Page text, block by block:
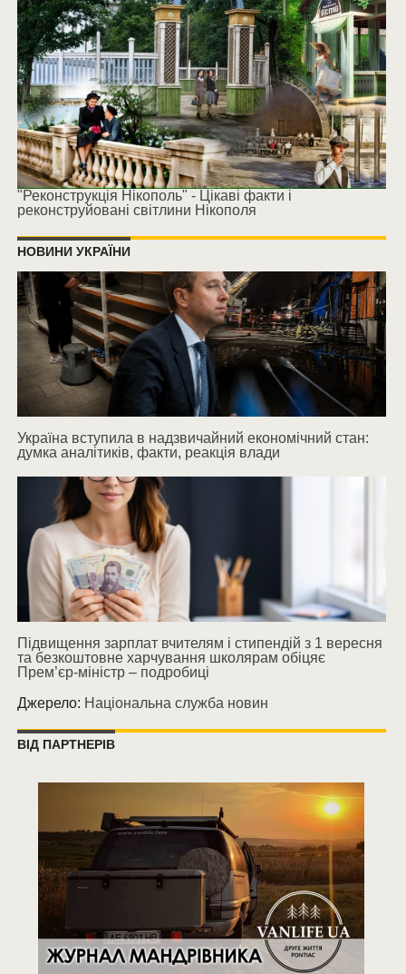
"Реконструкція Нікополь" - Цікаві факти і
реконструйовані світлини Нікополя
НОВИНИ УКРАЇНИ
Україна вступила в надзвичайний економічний стан:
думка аналітиків, факти, реакція влади
Підвищення зарплат вчителям і стипендій з 1 вересня
та безкоштовне харчування школярам обіцяє
Прем’єр-міністр – подробиці
Джерело: Національна служба новин
ВІД ПАРТНЕРІВ